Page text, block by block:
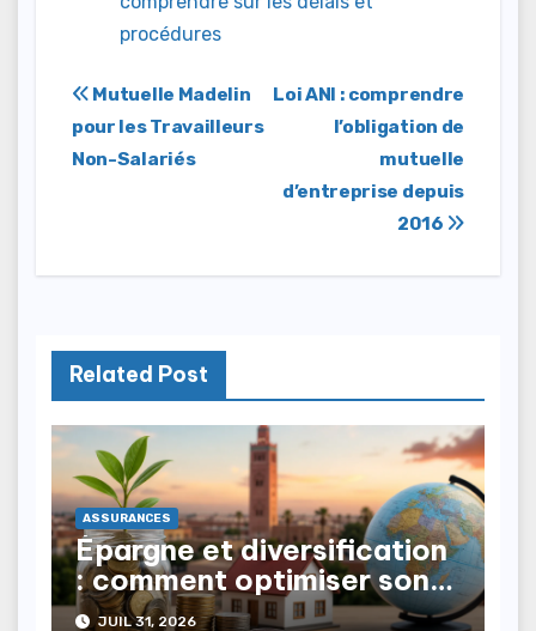
procédures
Navigation
de
Loi ANI : comprendre
l’obligation de
mutuelle
d’entreprise depuis
2016
Mutuelle Madelin
pour les Travailleurs
Non-Salariés
Related Post
ASSURANCES
Épargne et diversification
: comment optimiser son
patrimoine au Maroc ?
JUIL 31, 2026